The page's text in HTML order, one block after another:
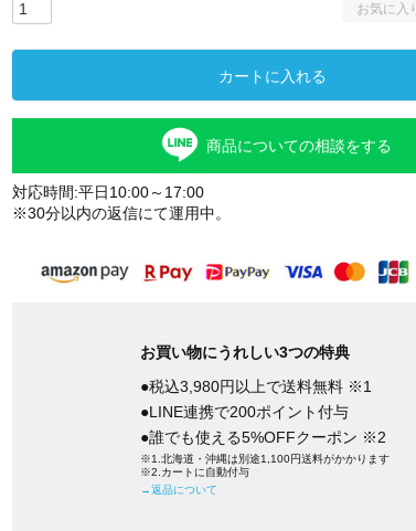
お気に入
カートに入れる
商品についての相談をする
対応時間:平日10:00～17:00
※30分以内の返信にて運用中。
お買い物にうれしい3つの特典
●税込3,980円以上で送料無料 ※1
●LINE連携で200ポイント付与
●誰でも使える5%OFFクーポン ※2
※1.北海道・沖縄は別途1,100円送料がかかります
※2.カートに自動付与
→返品について